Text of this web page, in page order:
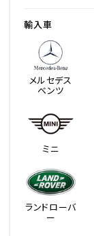
輸入車
メルセデス
ベンツ
ミニ
ランドローバ
ー